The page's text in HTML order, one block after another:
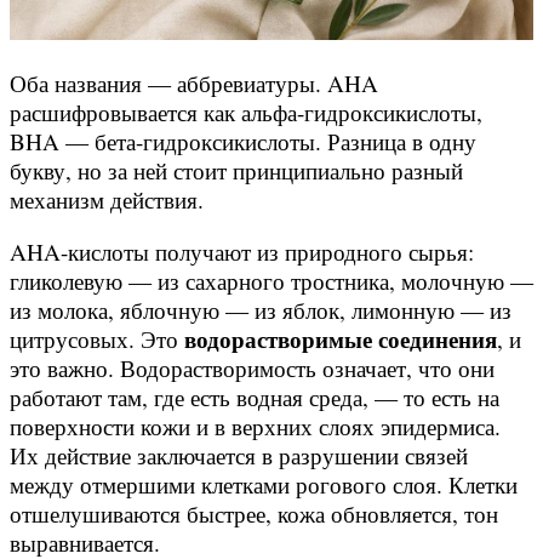
Оба названия — аббревиатуры. AHA
расшифровывается как альфа-гидроксикислоты,
BHA — бета-гидроксикислоты. Разница в одну
букву, но за ней стоит принципиально разный
механизм действия.
AHA-кислоты получают из природного сырья:
гликолевую — из сахарного тростника, молочную —
из молока, яблочную — из яблок, лимонную — из
цитрусовых. Это водорастворимые соединения, и
это важно. Водорастворимость означает, что они
работают там, где есть водная среда, — то есть на
поверхности кожи и в верхних слоях эпидермиса.
Их действие заключается в разрушении связей
между отмершими клетками рогового слоя. Клетки
отшелушиваются быстрее, кожа обновляется, тон
выравнивается.